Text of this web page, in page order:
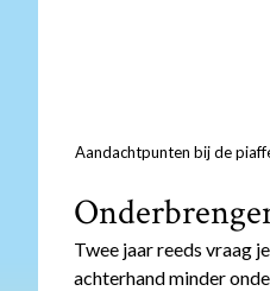
Aandachtpunten bij de
Twee jaar reeds vraag
achterhand minder